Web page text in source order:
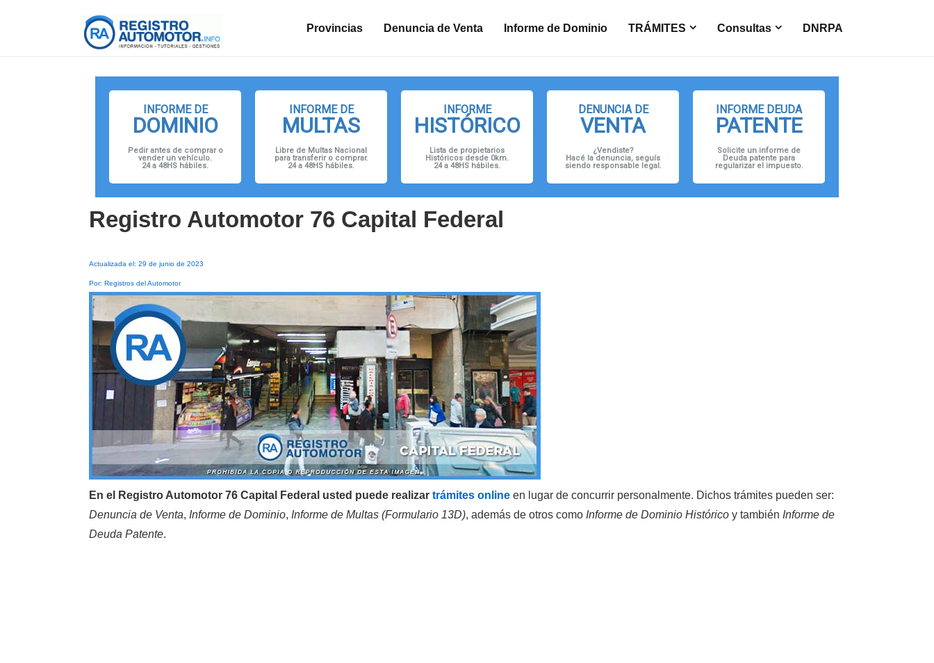
Provincias Denuncia de Venta Informe de Dominio TRÁMITES Consultas DNRPA
INFORME DE
DOMINIO
Pedir antes de comprar o
vender un vehículo.
24 a 48HS hábiles.
INFORME DE
MULTAS
Libre de Multas Nacional
para transferir o comprar.
24 a 48HS hábiles.
INFORME
HISTÓRICO
Lista de propietarios
Históricos desde 0km.
24 a 48HS hábiles.
DENUNCIA DE
VENTA
¿Vendiste?
Hacé la denuncia, seguís
siendo responsable legal.
INFORME DEUDA
PATENTE
Solicite un informe de
Deuda patente para
regularizar el impuesto.
Registro Automotor 76 Capital Federal
Actualizada el: 29 de junio de 2023
Por: Registros del Automotor
En el Registro Automotor 76 Capital Federal usted puede realizartrámites online en lugar de concurrir personalmente. Dichos trámites pueden ser:
Denuncia de Venta, Informe de Dominio, Informe de Multas (Formulario 13D), además de otros como Informe de Dominio Histórico y también Informe de
Deuda Patente.